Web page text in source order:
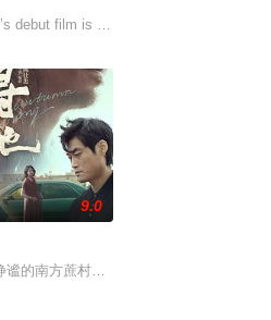
自己不但没有死，反而回到了认识妻
文、帅气、细心，用白小茹幸福的话说
debut film is a dark, disturbing but ent
崩生姐姐，只身闯入城郊死寂阴森的杨家
9.0
谧的南方蔗村，齐齐整整的陈凤娣（舒